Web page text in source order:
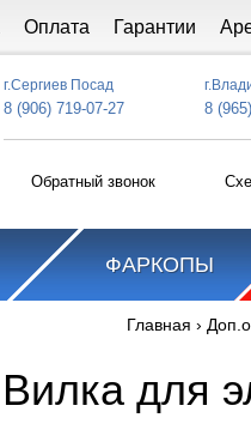
Оплата Гарантии
г.Сергиев Посад
8 (906) 719-07-27 8
Обратный звонок
ФАРКОПЫ
Главная ›
Вилка для